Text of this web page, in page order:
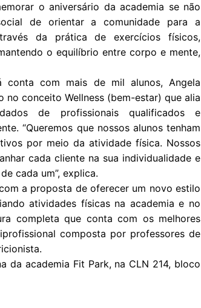
o aniversário da academia se não
de orientar a comunidade para a
da prática de exercícios físicos,
o equilíbrio entre corpo e mente,
com mais de mil alunos, Angela
conceito Wellness (bem-estar) que alia
de profissionais qualificados e
“Queremos que nossos alunos tenham
por meio da atividade física. Nossos
cada cliente na sua individualidade e
cada um”, explica.
a proposta de oferecer um novo estilo
atividades físicas na academia e no
completa que conta com os melhores
composta por professores de
da academia Fit Park, na CLN 214, bloco